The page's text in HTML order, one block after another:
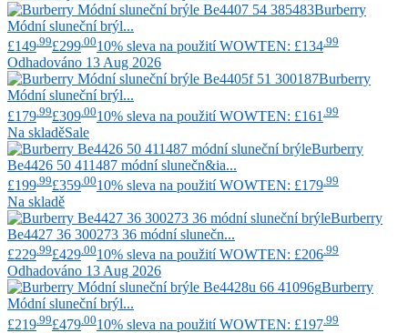
Burberry
Módní sluneční brýl...
£149 .99£299 .0010% sleva na použití WOWTEN: £134 .99
Odhadováno 13 Aug 2026
Burberry
Módní sluneční brýl...
£179 .99£309 .0010% sleva na použití WOWTEN: £161 .99
Na skladěSale
Burberry
Be4426 50 411487 módní slunečn&ia...
£199 .99£359 .0010% sleva na použití WOWTEN: £179 .99
Na skladě
Burberry
Be4427 36 300273 36 módní slunečn...
£229 .99£429 .0010% sleva na použití WOWTEN: £206 .99
Odhadováno 13 Aug 2026
Burberry
Módní sluneční brýl...
£219 .99£479 .0010% sleva na použití WOWTEN: £197 .99